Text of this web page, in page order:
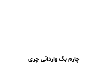
چارم بگ ‌وارداتی چری